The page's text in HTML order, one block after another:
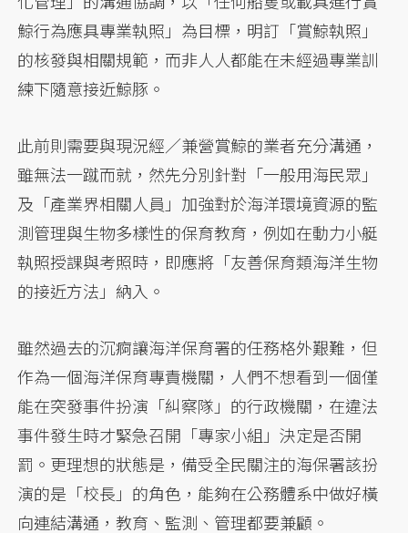
鯨行為應具專業執照」為目標，明訂「賞鯨執照」
的核發與相關規範，而非人人都能在未經過專業訓
練下隨意接近鯨豚。
此前則需要與現況經／兼營賞鯨的業者充分溝通，
雖無法一蹴而就，然先分別針對「一般用海民眾」
及「產業界相關人員」加強對於海洋環境資源的監
測管理與生物多樣性的保育教育，例如在動力小艇
執照授課與考照時，即應將「友善保育類海洋生物
的接近方法」納入。
雖然過去的沉痾讓海洋保育署的任務格外艱難，但
作為一個海洋保育專責機關，人們不想看到一個僅
能在突發事件扮演「糾察隊」的行政機關，在違法
事件發生時才緊急召開「專家小組」決定是否開
罰。更理想的狀態是，備受全民關注的海保署該扮
演的是「校長」的角色，能夠在公務體系中做好橫
向連結溝通，教育、監測、管理都要兼顧。